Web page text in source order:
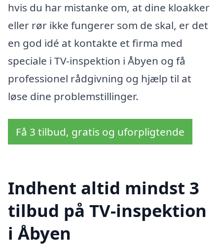
hvis du har mistanke om, at dine kloakker
eller rør ikke fungerer som de skal, er det
en god idé at kontakte et firma med
speciale i TV-inspektion i Åbyen og få
professionel rådgivning og hjælp til at
løse dine problemstillinger.
Få 3 tilbud, gratis og uforpligtende
Indhent altid mindst 3
tilbud på TV-inspektion
i Åbyen